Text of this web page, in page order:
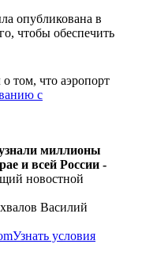
опубликована в
чтобы обеспечить
том, что аэропорт
с
миллионы
и всей России -
новостной
Василий
Узнать условия